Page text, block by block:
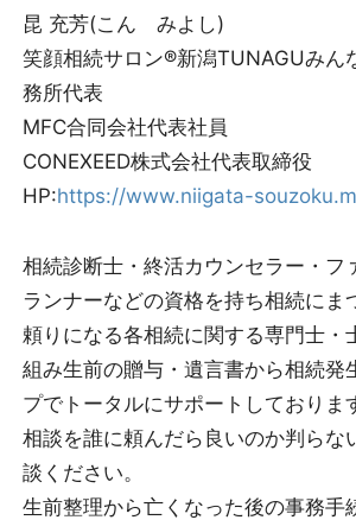
昆 充芳(こん みよし)
笑顔相続サロン®新潟TUNAGUみん
務所代表
MFC合同会社代表社員
CONEXEED株式会社代表取締役
HP:https://www.niigata-
相続診断士・終活カウンセラー・フ
ランナーなどの資格を持ち相続にま
頼りになる各相続に関する専門士・
組み生前の贈与・遺言書から相続発
プでトータルにサポートしておりま
相談を誰に頼んだら良いのか判らな
談ください。
生前整理から亡くなった後の事務手